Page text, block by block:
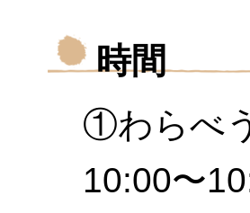
時間
①わらべ
10:00〜